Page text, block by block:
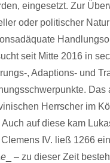
eingesetzt. Zur
oder politischer
seit Mitte 2016 in
, Adaptions- und
Herrscher im
Auch auf diese kam
Clemens IV. ließ 1266
_ – zu dieser Zeit